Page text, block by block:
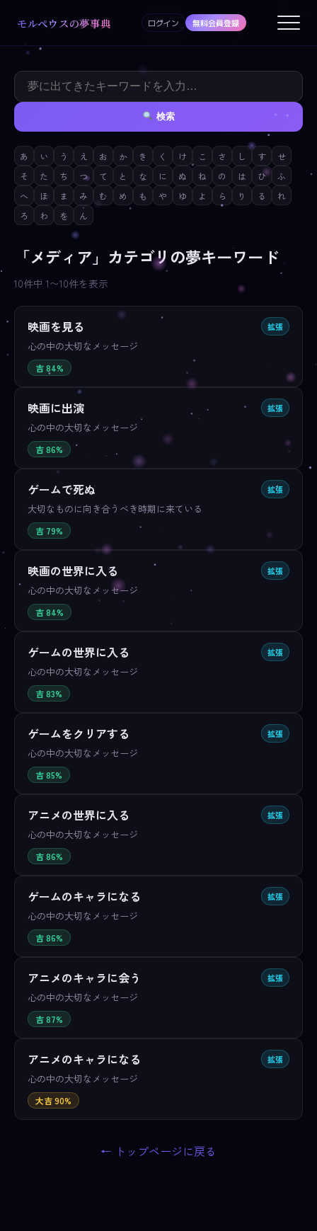
モルペウスの夢事典 ログイン 無料会員登録
検索
あ い う え お か き く け こ さ し す
せ
そ
た ち つ て と な に ぬ ね の は ひ
ふ
へ
ほ ま み む め も や ゆ よ ら り る
れ
ろ
わ を ん
「メディア」カテゴリの夢キーワード
10件中 1〜10件を表示
映画を見る 拡張
心の中の大切なメッセージ
吉 84%
映画に出演 拡張
心の中の大切なメッセージ
吉 86%
ゲームで死ぬ 拡張
大切なものに向き合うべき時期に来ている
吉 79%
映画の世界に入る 拡張
心の中の大切なメッセージ
吉 84%
ゲームの世界に入る 拡張
心の中の大切なメッセージ
吉 83%
ゲームをクリアする 拡張
心の中の大切なメッセージ
吉 85%
アニメの世界に入る 拡張
心の中の大切なメッセージ
吉 86%
ゲームのキャラになる 拡張
心の中の大切なメッセージ
吉 86%
アニメのキャラに会う 拡張
心の中の大切なメッセージ
吉 87%
アニメのキャラになる 拡張
心の中の大切なメッセージ
大吉 90%
← トップページに戻る